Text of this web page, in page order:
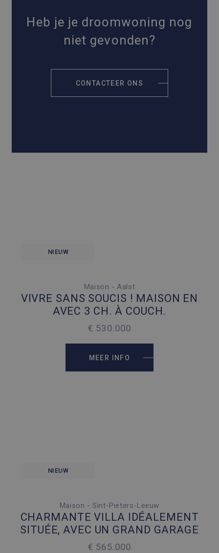
Heb je je droomwoning nog
niet gevonden?
CONTACTEER ONS
NIEUW
3 SLAAPKAMERS
2 PARKEERPLAATSEN
240 M2
699 M2
Maison - Aalst
VIVRE SANS SOUCIS ! MAISON EN
AVEC 3 CH. À COUCH.
€ 530.000
MEER INFO
NIEUW
3 SLAAPKAMERS
4 PARKEERPLAATSEN
156 M2
Maison - Sint-Pieters-Leeuw
CHARMANTE VILLA IDÉALEMENT
SITUÉE, AVEC UN GRAND GARAGE
€ 565.000